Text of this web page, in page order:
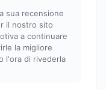
sua recensione
il nostro sito
a continuare
la migliore
l'ora di rivederla